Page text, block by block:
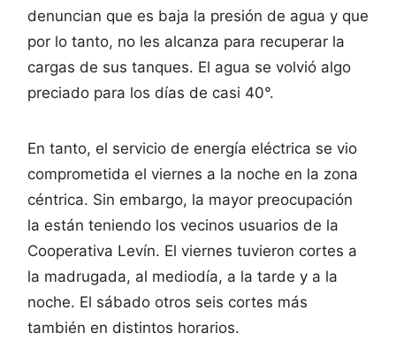
denuncian que es baja la presión de agua y que
por lo tanto, no les alcanza para recuperar la
cargas de sus tanques. El agua se volvió algo
preciado para los días de casi 40°.
En tanto, el servicio de energía eléctrica se vio
comprometida el viernes a la noche en la zona
céntrica. Sin embargo, la mayor preocupación
la están teniendo los vecinos usuarios de la
Cooperativa Levín. El viernes tuvieron cortes a
la madrugada, al mediodía, a la tarde y a la
noche. El sábado otros seis cortes más
también en distintos horarios.